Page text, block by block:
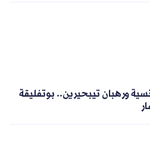
ورهبان تيبحيرين.. بوتفليقة